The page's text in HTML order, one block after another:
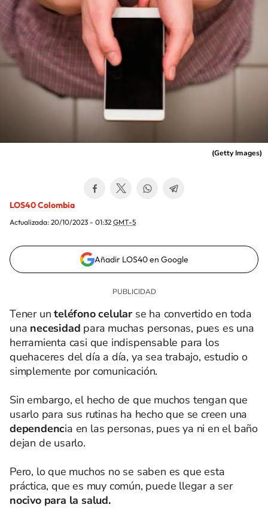
(Getty Images)
LOS40 Colombia
Actualizada: 20/10/2023 - 01:32 GMT-5
Añadir LOS40 en Google
Tener un teléfono celular se ha convertido en toda
una necesidad para muchas personas, pues es una
herramienta casi que indispensable para los
quehaceres del día a día, ya sea trabajo, estudio o
simplemente por comunicación.
Sin embargo, el hecho de que muchos tengan que
usarlo para sus rutinas ha hecho que se creen una
dependencia en las personas, pues ya ni en el baño
dejan de usarlo.
Pero, lo que muchos no se saben es que esta
práctica, que es muy común, puede llegar a ser
nocivo para la salud.